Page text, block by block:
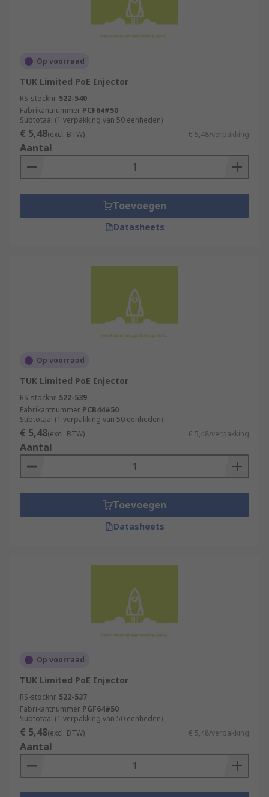
Op voorraad
TUK Limited PoE Injector
RS-stocknr. 522-540
Fabrikantnummer PCF64#50
Subtotaal (1 verpakking van 50 eenheden)
€ 5,48(excl. BTW) € 5,48/verpakking
Aantal
Toevoegen
Datasheets
Op voorraad
TUK Limited PoE Injector
RS-stocknr. 522-539
Fabrikantnummer PCB44#50
Subtotaal (1 verpakking van 50 eenheden)
€ 5,48(excl. BTW) € 5,48/verpakking
Aantal
Toevoegen
Datasheets
Op voorraad
TUK Limited PoE Injector
RS-stocknr. 522-537
Fabrikantnummer PGF64#50
Subtotaal (1 verpakking van 50 eenheden)
€ 5,48(excl. BTW) € 5,48/verpakking
Aantal